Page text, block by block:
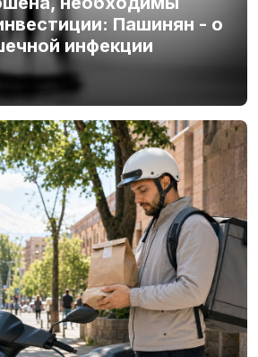
Пашинян - о
инфекции